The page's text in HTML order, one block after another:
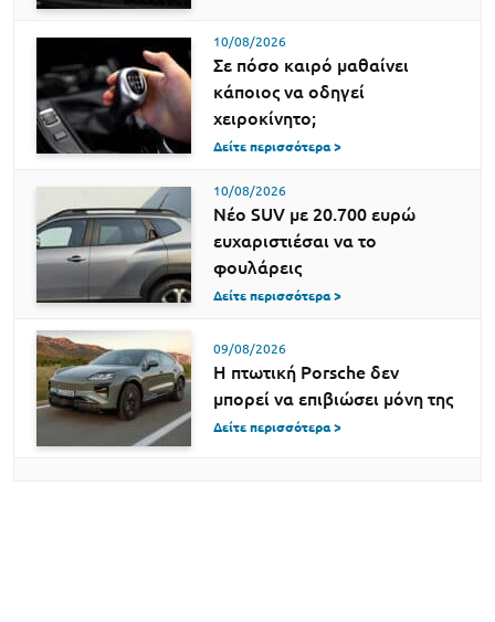
10/08/2026
Σε πόσο καιρό μαθαίνει
κάποιος να οδηγεί
χειροκίνητο;
Δείτε περισσότερα >
10/08/2026
Νέο SUV με 20.700 ευρώ
ευχαριστιέσαι να το
φουλάρεις
Δείτε περισσότερα >
09/08/2026
Η πτωτική Porsche δεν
μπορεί να επιβιώσει μόνη της
Δείτε περισσότερα >